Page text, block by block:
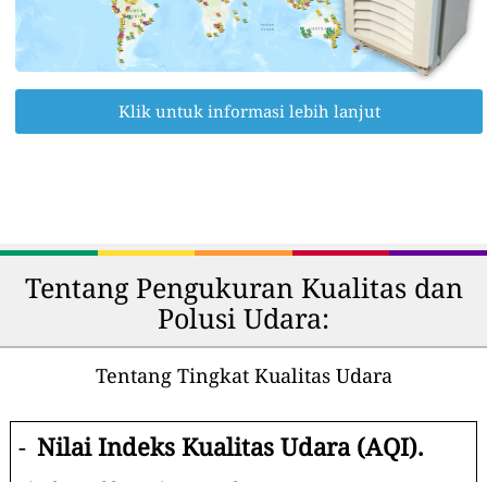
Klik untuk informasi lebih lanjut
Tentang Pengukuran Kualitas dan
Polusi Udara:
Tentang Tingkat Kualitas Udara
- Nilai Indeks Kualitas Udara (AQI).